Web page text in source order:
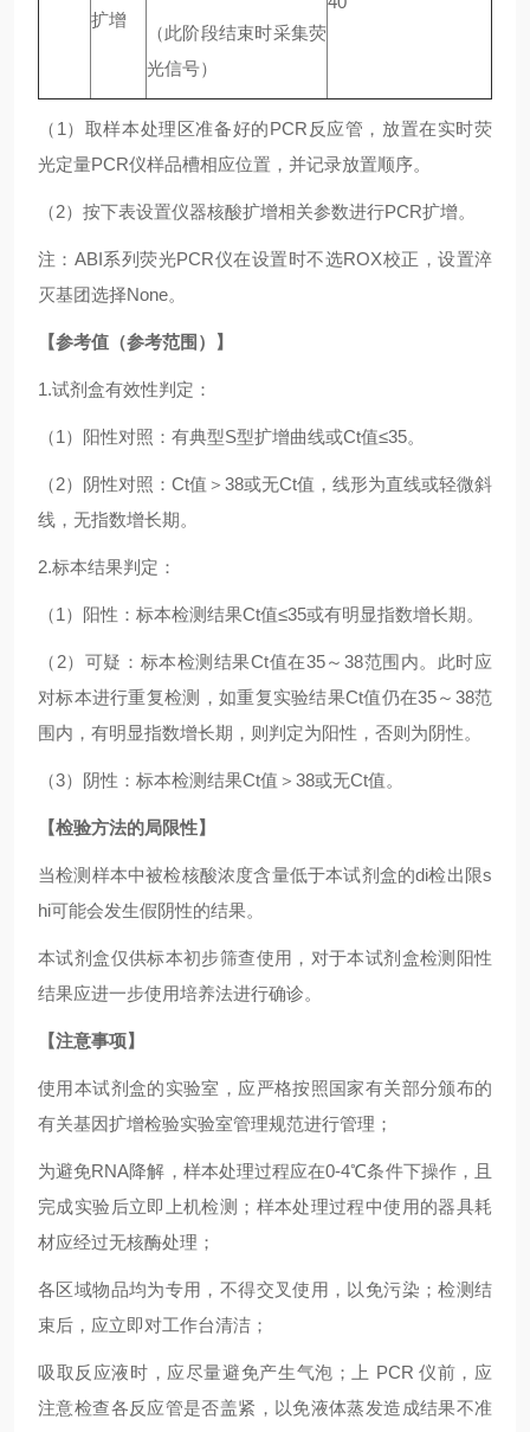
扩增
（此阶段结束时采集荧
光信号）
（1）取样本处理区准备好的PCR反应管，放置在实时荧
光定量PCR仪样品槽相应位置，并记录放置顺序。
（2）按下表设置仪器核酸扩增相关参数进行PCR扩增。
注：ABI系列荧光PCR仪在设置时不选ROX校正，设置淬
灭基团选择None。
【参考值（参考范围）】
1.试剂盒有效性判定：
（1）阳性对照：有典型S型扩增曲线或Ct值≤35。
（2）阴性对照：Ct值＞38或无Ct值，线形为直线或轻微斜
线，无指数增长期。
2.标本结果判定：
（1）阳性：标本检测结果Ct值≤35或有明显指数增长期。
（2）可疑：标本检测结果Ct值在35～38范围内。此时应
对标本进行重复检测，如重复实验结果Ct值仍在35～38范
围内，有明显指数增长期，则判定为阳性，否则为阴性。
（3）阴性：标本检测结果Ct值＞38或无Ct值。
【检验方法的局限性】
当检测样本中被检核酸浓度含量低于本试剂盒的di检出限s
hi可能会发生假阴性的结果。
本试剂盒仅供标本初步筛查使用，对于本试剂盒检测阳性
结果应进一步使用培养法进行确诊。
【注意事项】
使用本试剂盒的实验室，应严格按照国家有关部分颁布的
有关基因扩增检验实验室管理规范进行管理；
为避免RNA降解，样本处理过程应在0-4℃条件下操作，且
完成实验后立即上机检测；样本处理过程中使用的器具耗
材应经过无核酶处理；
各区域物品均为专用，不得交叉使用，以免污染；检测结
束后，应立即对工作台清洁；
吸取反应液时，应尽量避免产生气泡；上 PCR 仪前，应
注意检查各反应管是否盖紧，以免液体蒸发造成结果不准